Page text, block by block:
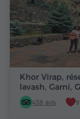
Khor Virap,
lavash, Garni,
438 avis